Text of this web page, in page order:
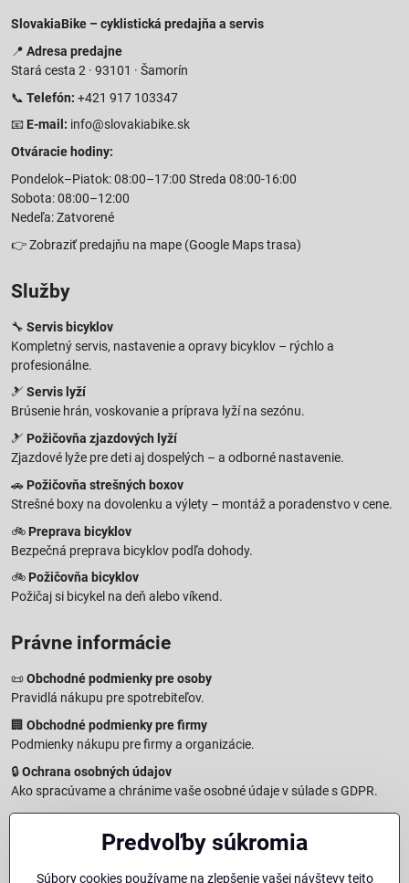
SlovakiaBike – cyklistická predajňa a servis
📍 Adresa predajne
Stará cesta 2 · 93101 · Šamorín
📞 Telefón: +421 917 103347
📧 E-mail: info@slovakiabike.sk
Otváracie hodiny:
Pondelok–Piatok: 08:00–17:00 Streda 08:00-16:00
Sobota: 08:00–12:00
Nedeľa: Zatvorené
👉Zobraziť predajňu na mape (Google Maps trasa)
Služby
🔧 Servis bicyklov
Kompletný servis, nastavenie a opravy bicyklov – rýchlo a
profesionálne.
🎿 Servis lyží
Brúsenie hrán, voskovanie a príprava lyží na sezónu.
🎿 Požičovňa zjazdových lyží
Zjazdové lyže pre deti aj dospelých – a odborné nastavenie.
🚗 Požičovňa strešných boxov
Strešné boxy na dovolenku a výlety – montáž a poradenstvo v cene.
🚲 Preprava bicyklov
Bezpečná preprava bicyklov podľa dohody.
🚲 Požičovňa bicyklov
Požičaj si bicykel na deň alebo víkend.
Právne informácie
📜 Obchodné podmienky pre osoby
Pravidlá nákupu pre spotrebiteľov.
🏢 Obchodné podmienky pre firmy
Podmienky nákupu pre firmy a organizácie.
🔒Ochrana osobných údajov
Ako spracúvame a chránime vaše osobné údaje v súlade s GDPR.
🧾Reklamačný formulár
Jednoduché podanie reklamácie
Predvoľby súkromia
Súbory cookies používame na zlepšenie vašej návštevy tejto